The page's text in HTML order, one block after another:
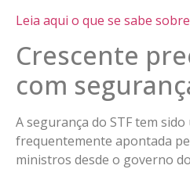
Leia aqui o que se sabe
Crescente
com
A segurança do STF tem
frequentemente apontada
ministros desde o governo